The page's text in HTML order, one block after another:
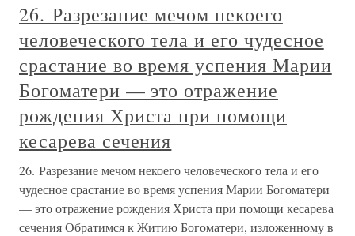
26. Разрезание мечом некоего
человеческого тела и его чудесное
срастание во время успения Марии
Богоматери — это отражение
рождения Христа при помощи
кесарева сечения
26. Разрезание мечом некоего человеческого тела и его
чудесное срастание во время успения Марии Богоматери
— это отражение рождения Христа при помощи кесарева
сечения Обратимся к Житию Богоматери, изложенному в